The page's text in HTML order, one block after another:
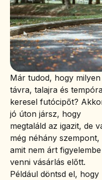
Már tudod, hogy milyen
távra, talajra és
keresel futócipőt?
jó úton jársz, hogy
megtaláld az igazit, de
még néhány szempont,
amit nem árt figyelembe
venni vásárlás előtt.
Például döntsd el, hogy